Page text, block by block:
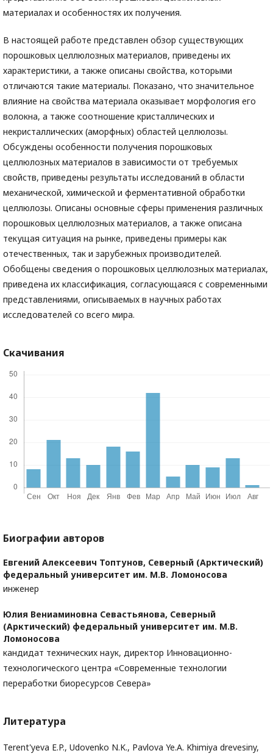
материалах и особенностях их получения.
В настоящей работе представлен обзор существующих
порошковых целлюлозных материалов, приведены их
характеристики, а также описаны свойства, которыми
отличаются такие материалы. Показано, что значительное
влияние на свойства материала оказывает морфология его
волокна, а также соотношение кристаллических и
некристаллических (аморфных) областей целлюлозы.
Обсуждены особенности получения порошковых
целлюлозных материалов в зависимости от требуемых
свойств, приведены результаты исследований в области
механической, химической и ферментативной обработки
целлюлозы. Описаны основные сферы применения различных
порошковых целлюлозных материалов, а также описана
текущая ситуация на рынке, приведены примеры как
отечественных, так и зарубежных производителей.
Обобщены сведения о порошковых целлюлозных материалах,
приведена их классификация, согласующаяся с современными
представлениями, описываемых в научных работах
исследователей со всего мира.
Скачивания
Биографии авторов
Евгений Алексеевич Топтунов, Северный (Арктический)
федеральный университет им. М.В. Ломоносова
инженер
Юлия Вениаминовна Севастьянова, Северный
(Арктический) федеральный университет им. М.В.
Ломоносова
кандидат технических наук, директор Инновационно-
технологического центра «Современные технологии
переработки биоресурсов Севера»
Литература
Terent'yeva E.P., Udovenko N.K., Pavlova Ye.A. Khimiya drevesiny,